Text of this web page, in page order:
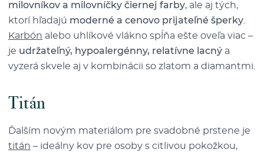
milovníkov a milovníčky čiernej farby, ale aj tých,
ktorí hľadajú moderné a cenovo prijateľné šperky.
Karbón alebo uhlíkové vlákno spĺňa ešte oveľa viac –
je udržateľný, hypoalergénny, relatívne lacný a
vyzerá skvele aj v kombinácii so zlatom a diamantmi.
Titán
Ďalším novým materiálom pre svadobné prstene je
titán – ideálny kov pre osoby s citlivou pokožkou,